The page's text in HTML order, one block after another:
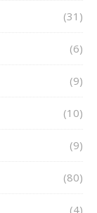
(31)
(6)
(9)
(10)
(9)
(80)
(4)